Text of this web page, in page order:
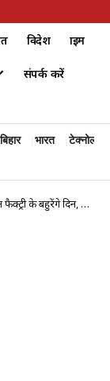
विदेश क्राइम
संपर्क करें
बिहार भारत टेक्नोलॉजी
दिन, खत्म होगी तीन दशक की बदहाली